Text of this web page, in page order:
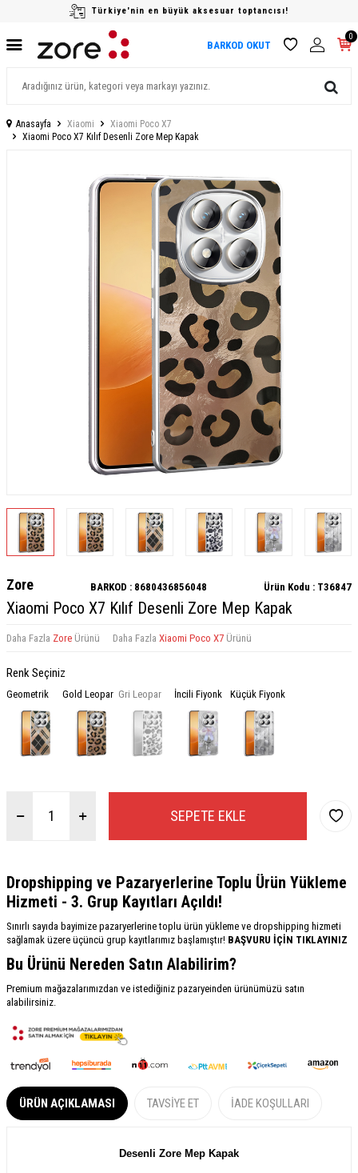
Türkiye'nin en büyük aksesuar toptancısı!
BARKOD OKUT
0
Anasayfa Xiaomi
Xiaomi Poco X7
Xiaomi Poco X7 Kılıf Desenli Zore Mep Kapak
Zore BARKOD : 8680436856048 Ürün Kodu : T36847
Xiaomi Poco X7 Kılıf Desenli Zore Mep Kapak
Daha Fazla Zore Ürünü Daha Fazla Xiaomi Poco X7 Ürünü
Renk Seçiniz
Geometrik Gold Leopar Gri Leopar İncili Fiyonk Küçük Fiyonk
SEPETE EKLE
Dropshipping ve Pazaryerlerine Toplu Ürün Yükleme
Hizmeti - 3. Grup Kayıtları Açıldı!
Sınırlı sayıda bayimize pazaryerlerine toplu ürün yükleme ve dropshipping hizmeti
sağlamak üzere üçüncü grup kayıtlarımız başlamıştır! BAŞVURU İÇİN TIKLAYINIZ
Bu Ürünü Nereden Satın Alabilirim?
Premium mağazalarımızdan ve istediğiniz pazaryeinden ürünümüzü satın
alabilirsiniz.
ÜRÜN AÇIKLAMASI TAVSIYE ET İADE KOŞULLARI
Desenli Zore Mep Kapak